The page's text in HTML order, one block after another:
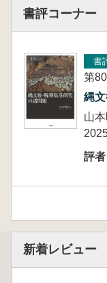
書評コーナー
書
第
縄
山
評
新着レビュー